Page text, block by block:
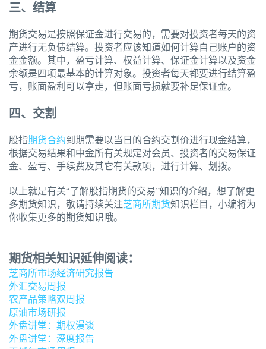
三、结算
期货交易是按照保证金进行交易的，需要对投资者每天的资
产进行无负债结算。投资者应该知道如何计算自己账户的资
金金额。其中，盈亏计算、权益计算、保证金计算以及资金
余额是四项最基本的计算对象。投资者每天都要进行结算盈
亏，账面盈利可以拿走，但账面亏损就要补足保证金。
四、交割
股指期货合约到期需要以当日的合约交割价进行现金结算，
根据交易结果和中金所有关规定对会员、投资者的交易保证
金、盈亏、手续费及其它有关款项，进行计算、划拨。
以上就是有关“了解股指期货的交易”知识的介绍，想了解更
多期货知识，敬请持续关注芝商所期货知识栏目，小编将为
你收集更多的期货知识哦。
期货相关知识延伸阅读：
芝商所市场经济研究报告
外汇交易周报
农产品策略双周报
原油市场研报
外盘讲堂：期权漫谈
外盘讲堂：深度报告